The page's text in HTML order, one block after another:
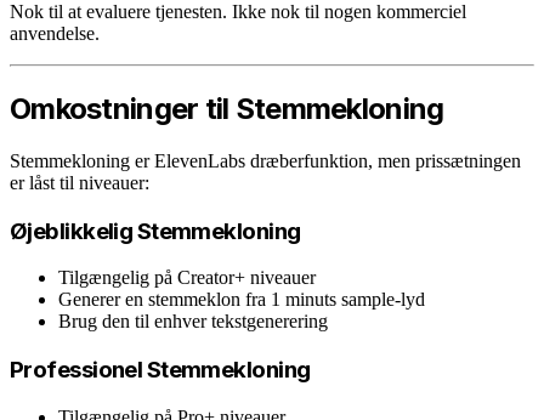
Nok til at evaluere tjenesten. Ikke nok til nogen kommerciel
anvendelse.
Omkostninger til Stemmekloning
Stemmekloning er ElevenLabs dræberfunktion, men prissætningen
er låst til niveauer:
Øjeblikkelig Stemmekloning
Tilgængelig på Creator+ niveauer
Generer en stemmeklon fra 1 minuts sample-lyd
Brug den til enhver tekstgenerering
Professionel Stemmekloning